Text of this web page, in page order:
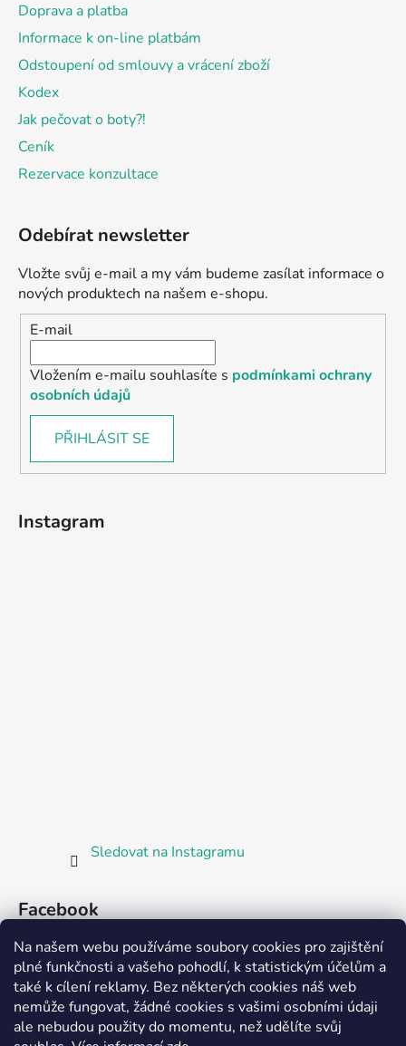
Na našem webu používáme soubory cookies pro zajištění
plné funkčnosti a vašeho pohodlí, k statistickým účelům a
také k cílení reklamy. Bez některých cookies náš web
nemůže fungovat, žádné cookies s vašimi osobními údaji
ale nebudou použity do momentu, než udělíte svůj
Doprava a platba
Informace k on-line platbám
Odstoupení od smlouvy a vrácení zboží
Kodex
Jak pečovat o boty?!
Ceník
Rezervace konzultace
Odebírat newsletter
Vložte svůj e-mail a my vám budeme zasílat informace o
nových produktech na našem e-shopu.
E-mail
Vložením e-mailu souhlasíte s podmínkami ochrany
osobních údajů
PŘIHLÁSIT SE
Instagram
Sledovat na Instagramu
Facebook
Partnerská prodejna Barefoot Plzeň